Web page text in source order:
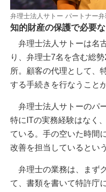
弁理士法人サトー パートナー
知的財産の保護で必要
弁理士法人サトーは名
り、弁理士7名を含む総
所。顧客の代理として、
する手続きを行なうこと
弁理士法人サトーのパ
特にITの実務経験はなく
ている。手の空いた時間
改善を担当しているという
弁理士の業務は、まず
て、書類を書いて特許庁